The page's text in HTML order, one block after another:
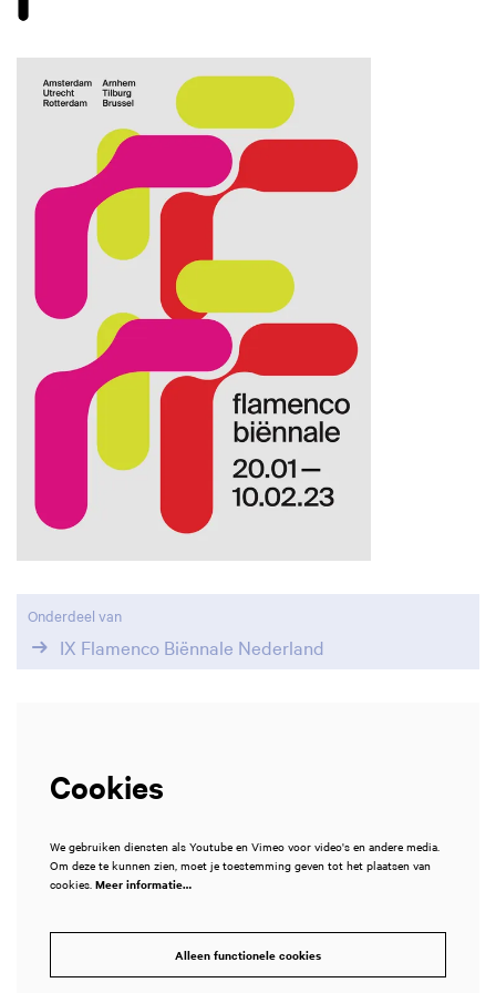
Onderdeel van
IX Flamenco Biënnale Nederland
Cookies
We gebruiken diensten als Youtube en Vimeo voor video's en andere media.
Om deze te kunnen zien, moet je toestemming geven tot het plaatsen van
cookies. Meer informatie…
Alleen functionele cookies
Inzoomen